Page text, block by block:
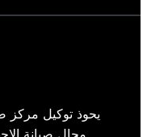
يحوذ توكيل مركز
مجال صيانة